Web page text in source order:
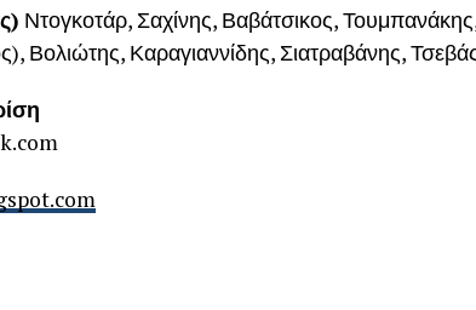
Ντογκοτάρ, Σαχίνης, Βαβάτσικος,
Βολιώτης, Καραγιαννίδης, Σιατραβάνης,